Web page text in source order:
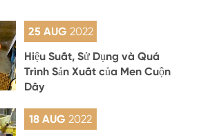
25 AUG 2022
Hiệu Suất, Sử Dụng và Quá
Trình Sản Xuất của Men Cuộn
Dây
18 AUG2022